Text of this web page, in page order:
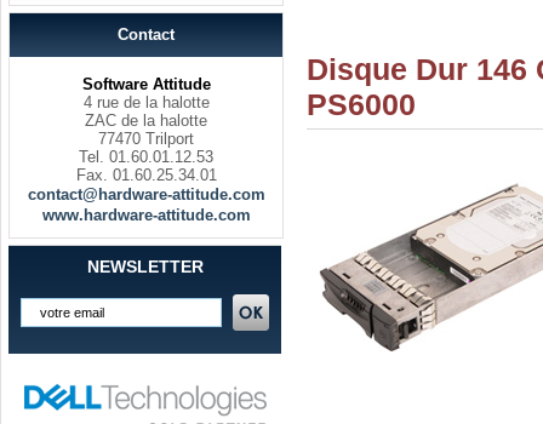
Contact
Software Attitude
4 rue de la halotte
ZAC de la halotte
77470 Trilport
Tel. 01.60.01.12.53
Fax. 01.60.25.34.01
contact@hardware-attitude.com
www.hardware-attitude.com
NEWSLETTER
Disque Dur 146
PS6000